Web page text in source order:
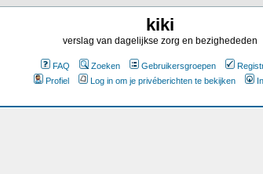
kiki
verslag van dagelijkse zorg en bezighededen
FAQ Zoeken Gebruikersgroepen
Profiel
Log in om je privéberichten te bekijken